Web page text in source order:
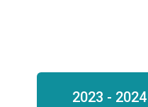
2023 - 2024